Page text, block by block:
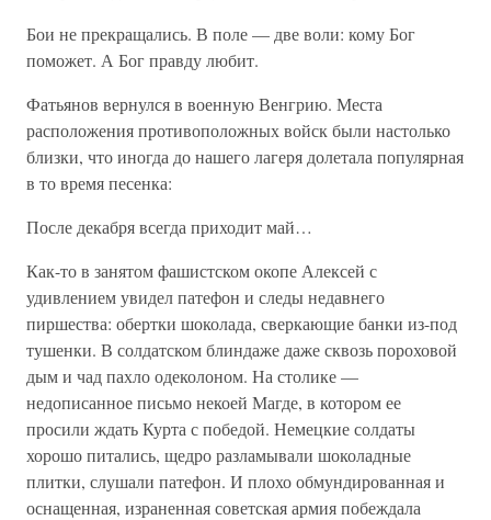
Бои не прекращались. В поле — две воли: кому Бог
поможет. А Бог правду любит.
Фатьянов вернулся в военную Венгрию. Места
расположения противоположных войск были настолько
близки, что иногда до нашего лагеря долетала популярная
в то время песенка:
После декабря всегда приходит май…
Как-то в занятом фашистском окопе Алексей с
удивлением увидел патефон и следы недавнего
пиршества: обертки шоколада, сверкающие банки из-под
тушенки. В солдатском блиндаже даже сквозь пороховой
дым и чад пахло одеколоном. На столике —
недописанное письмо некоей Магде, в котором ее
просили ждать Курта с победой. Немецкие солдаты
хорошо питались, щедро разламывали шоколадные
плитки, слушали патефон. И плохо обмундированная и
оснащенная, израненная советская армия побеждала